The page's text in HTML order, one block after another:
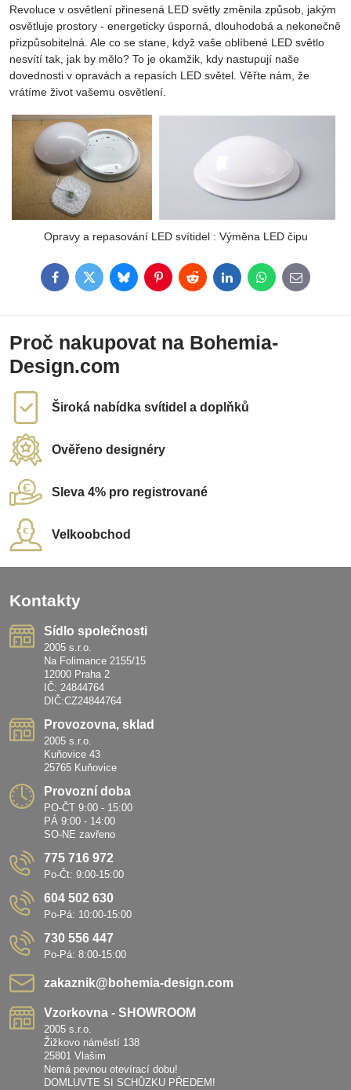
Revoluce v osvětlení přinesená LED světly změnila způsob, jakým
osvětluje prostory - energeticky úsporná, dlouhodobá a nekonečně
přizpůsobitelná. Ale co se stane, když vaše oblíbené LED světlo
nesvítí tak, jak by mělo? To je okamžik, kdy nastupují naše
dovednosti v opravách a repasích LED světel. Věřte nám, že
vrátíme život vašemu osvětlení.
Opravy a repasování LED svítidel : Výměna LED čipu
FacebookTwitterBlueskyPinterestRedditLinkedInWhatsApp
E-
mail
Proč nakupovat na Bohemia-
Design.com
Široká nabídka svítidel a doplňků
Ověřeno designéry
Sleva 4% pro registrované
Velkoobchod
Kontakty
Sídlo společnosti
2005 s.r.o.
Na Folimance 2155/15
12000 Praha 2
IČ: 24844764
DIČ:CZ24844764
Provozovna, sklad
2005 s.r.o.
Kuňovice 43
25765 Kuňovice
Provozní doba
PO-ČT 9:00 - 15:00
PÁ 9:00 - 14:00
SO-NE zavřeno
775 716 972
Po-Čt: 9:00-15:00
604 502 630
Po-Pá: 10:00-15:00
730 556 447
Po-Pá: 8:00-15:00
zakaznik​@bohemia-design​.com
Vzorkovna - SHOWROOM
2005 s.r.o.
Žižkovo náměstí 138
25801 Vlašim
Nemá pevnou otevírací dobu!
DOMLUVTE SI SCHŮZKU PŘEDEM!